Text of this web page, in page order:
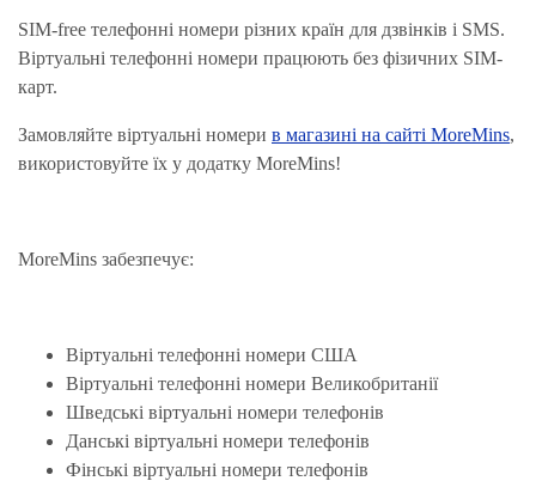
SIM-free телефонні номери різних країн для дзвінків і SMS.
Віртуальні телефонні номери працюють без фізичних SIM-
карт.
Замовляйте віртуальні номери в магазині на сайті MoreMins,
використовуйте їх у додатку MoreMins!
MoreMins забезпечує:
Віртуальні телефонні номери США
Віртуальні телефонні номери Великобританії
Шведські віртуальні номери телефонів
Данські віртуальні номери телефонів
Фінські віртуальні номери телефонів